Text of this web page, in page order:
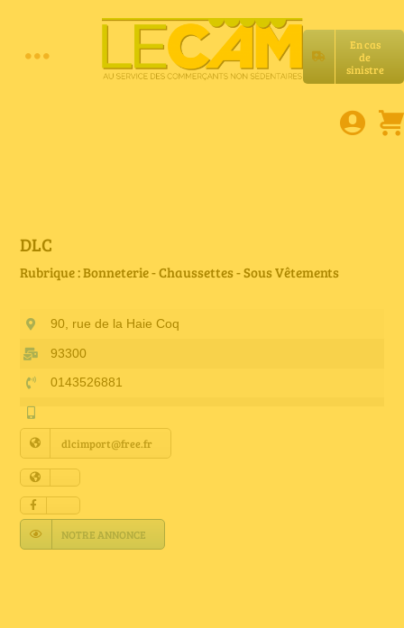
En cas
de
sinistre
Toggle
E-book
Petites annonces
Annuaire Fournisseurs
Actualités
Contact
DLC
Rubrique : Bonneterie - Chaussettes - Sous Vêtements
90, rue de la Haie Coq
93300
0143526881
dlcimport@free.fr
NOTRE ANNONCE